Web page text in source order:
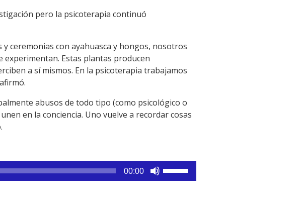
pero la psicoterapia continuó
ceremonias con ayahuasca y hongos, nosotros
Estas plantas producen
a sí mismos. En la psicoterapia trabajamos
abusos de todo tipo (como psicológico o
en la conciencia. Uno vuelve a recordar cosas
00:00